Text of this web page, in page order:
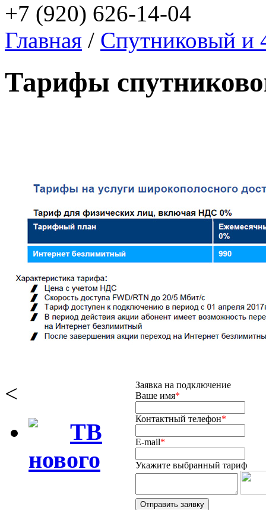
+7 (920) 626-14-04
Главная / Спутниковый и
Тарифы
Заявка на подключение
Ваше имя*
Контактный телефон*
E-mail*
Укажите выбранный тариф
<
ТВ
нового